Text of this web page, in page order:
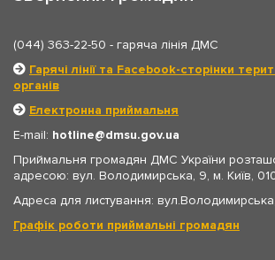
(044) 363-22-50 - гаряча лінія ДМС
Гарячі лінії та Facebook-сторінки
органів
Електронна приймальня
E-mail: hotline
dmsu.gov.ua
Приймальня громадян ДМС України
адресою: вул. Володимирська, 9, м. Київ,
Адреса для листування:
Графік роботи приймальні громадян